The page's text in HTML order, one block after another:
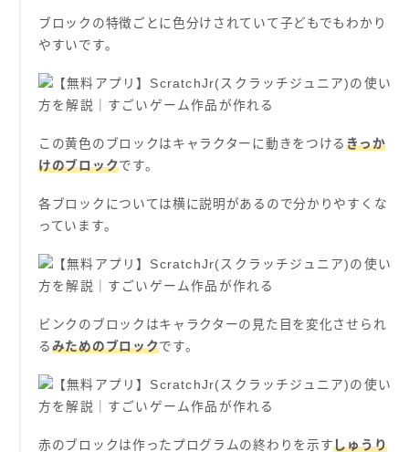
ブロックの特徴ごとに色分けされていて子どもでもわかり
やすいです。
この黄色のブロックはキャラクターに動きをつけるきっか
けのブロックです。
各ブロックについては横に説明があるので分かりやすくな
っています。
ビンクのブロックはキャラクターの見た目を変化させられ
る みためのブロックです。
赤のブロックは作ったプログラムの終わりを示すしゅうり